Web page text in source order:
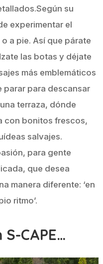
su
experimentar el
a pie. Así que párate
las botas y déjate
más emblemáticos
parar para descansar
terraza, dónde
con bonitos frescos,
salvajes.
para gente
que desea
manera diferente: ‘en
ritmo’.
CAPE…